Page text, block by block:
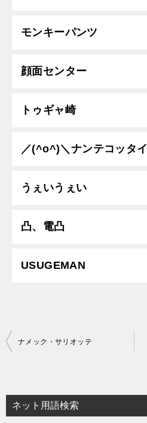
モンキーパンツ
顔面センター
トゥギャ崎
／(^o^)＼ナンテコッタイ
うぇいうぇい
凸、電凸
USUGEMAN
投
ビ
ゲ
ナメック・サリオッテ
ネット用語検索